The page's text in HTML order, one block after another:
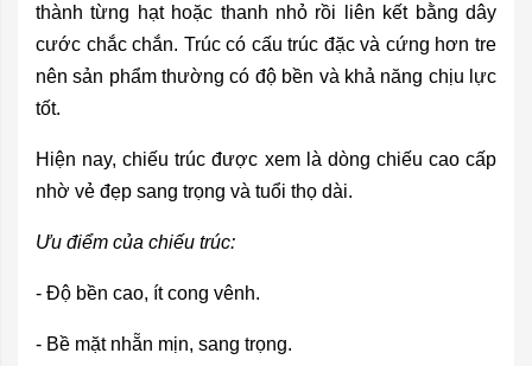
thành từng hạt hoặc thanh nhỏ rồi liên kết bằng dây
cước chắc chắn. Trúc có cấu trúc đặc và cứng hơn tre
nên sản phẩm thường có độ bền và khả năng chịu lực
tốt.
Hiện nay, chiếu trúc được xem là dòng chiếu cao cấp
nhờ vẻ đẹp sang trọng và tuổi thọ dài.
Ưu điểm của chiếu trúc:
- Độ bền cao, ít cong vênh.
- Bề mặt nhẵn mịn, sang trọng.